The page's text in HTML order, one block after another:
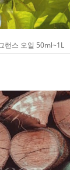
런스 오일 50ml~1L